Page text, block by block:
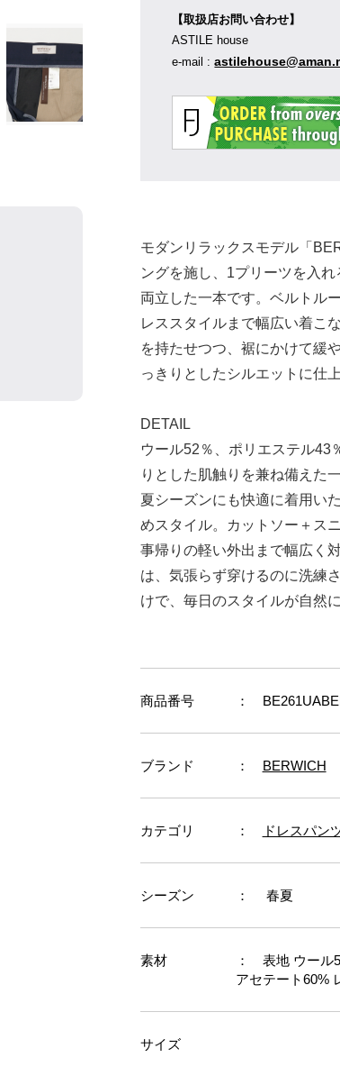
【取扱店お問い合わせ】
ASTILE house
e-mail :
モダンリラックスモデル「
ングを施し、1プリーツを入
両立した一本です。ベルトル
レススタイルまで幅広い着こ
を持たせつつ、裾にかけて緩
っきりとしたシルエットに仕
DETAIL
ウール52％、ポリエステル43
りとした肌触りを兼ね備えた
夏シーズンにも快適に着用い
めスタイル。カットソー＋ス
事帰りの軽い外出まで幅広く
は、気張らず穿けるのに洗練
けで、毎日のスタイルが自然
商品番号 ：
ブランド ： BERWICH
カテゴリ ： ドレスパン
シーズン ： 春夏
素材
： 表地 ウール
アセテート60%
サイズ